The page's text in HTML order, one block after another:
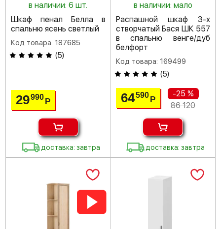
в наличии: 6 шт.
Шкаф пенал Белла в
спальню ясень светлый
Код товара: 187685
(5)
29990Р
доставка: завтра
в наличии: мало
Распашной шкаф 3-х
створчатый Бася ШК 557
в спальню венге/дуб
белфорт
Код товара: 169499
(5)
64590 Р
-25 %
86 120
доставка: завтра